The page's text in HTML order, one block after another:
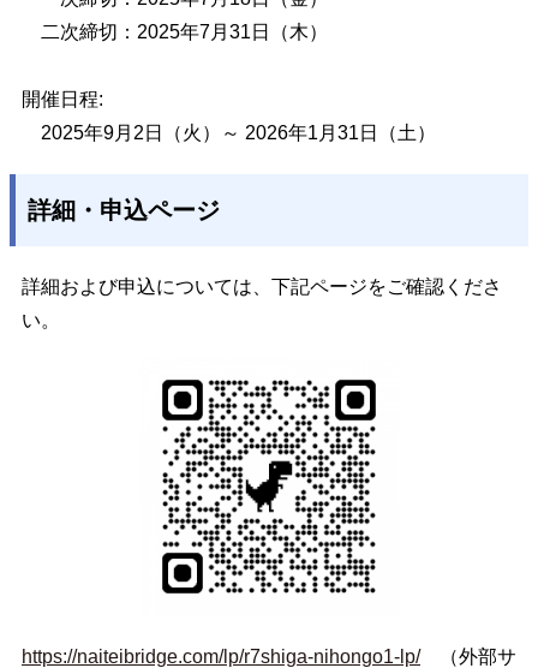
二次締切：2025年7月31日（木）
開催日程:
2025年9月2日（火）～ 2026年1月31日（土）
詳細・申込ページ
詳細および申込については、下記ページをご確認くださ
い。
https://naiteibridge.com/lp/r7shiga-nihongo1-lp/（外部サ